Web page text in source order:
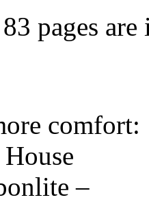
pages
comfort:
–